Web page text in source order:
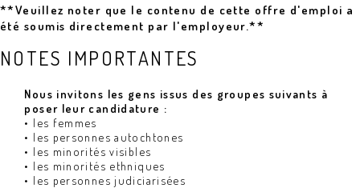
**Veuillez noter que le contenu de cette offre d'emploi a
été soumis directement par l'employeur.**
NOTES IMPORTANTES
Nous invitons les gens issus des groupes suivants à
poser leur candidature :
• les femmes
• les personnes autochtones
• les minorités visibles
• les minorités ethniques
• les personnes judiciarisées